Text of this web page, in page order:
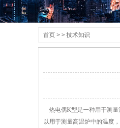
首页 > > 技术知识
热电偶K型是一种用于测量
以用于测量高温炉中的温度